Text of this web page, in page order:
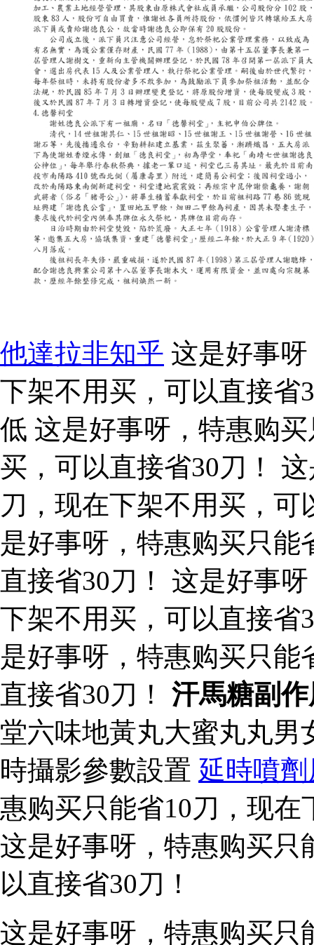
他達拉非知乎 这是好事
下架不用买，可以直接省
低 这是好事呀，特惠购
买，可以直接省30刀！
刀，现在下架不用买，
是好事呀，特惠购买只能
直接省30刀！ 这是好事
下架不用买，可以直接省
是好事呀，特惠购买只能
直接省30刀！ 汗馬糖副
堂六味地黃丸大蜜丸丸男
時攝影參數設置 延時噴
惠购买只能省10刀，现
这是好事呀，特惠购买只
以直接省30刀！
这是好事呀，特惠购买只